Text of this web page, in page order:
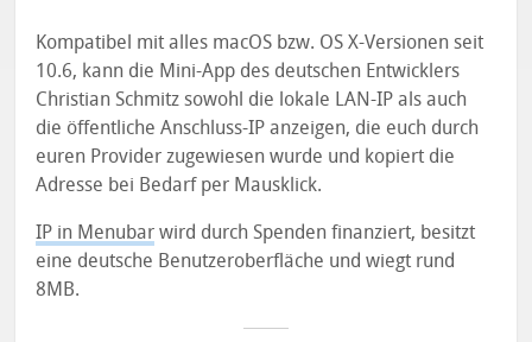
Kompatibel mit alles macOS bzw. OS X-Versionen seit
10.6, kann die Mini-App des deutschen Entwicklers
Christian Schmitz sowohl die lokale LAN-IP als auch
die öffentliche Anschluss-IP anzeigen, die euch durch
euren Provider zugewiesen wurde und kopiert die
Adresse bei Bedarf per Mausklick.
IP in Menubar wird durch Spenden finanziert, besitzt
eine deutsche Benutzeroberfläche und wiegt rund
8MB.